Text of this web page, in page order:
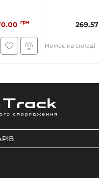
грн 269.57
Немає на складі